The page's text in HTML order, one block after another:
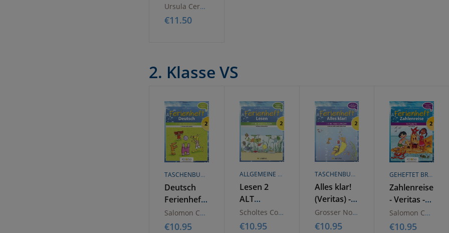
Sommertraining
Mathematik
Ursula Cermak
€11.50
2. Klasse VS
TASCHENBUCH
Deutsch
Ferienhefte
- 2. Klasse -
Volksschule
Salomon Catherine
€10.95
ALLGEMEINE HANDELSWARE
Lesen 2
ALT
Volksschule
Ferienheft
Scholtes Cornelia
€10.95
TASCHENBUCH
Alles klar!
(Veritas) -
2. Schuljahr
Grosser Notburga
€10.95
GEHEFTET BROSCHÜREN ODER HEFTE
Zahlenreise
- Veritas -
Ferienhefte
- 2. Klasse
Salomon Caterine
€10.95